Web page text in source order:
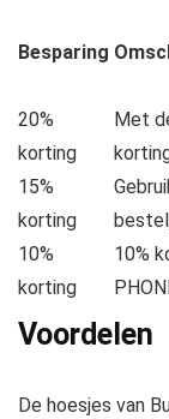
Besparing
20%
korting
Met
15%
korting
10%
korting
10%
Voordelen
De hoesjes van